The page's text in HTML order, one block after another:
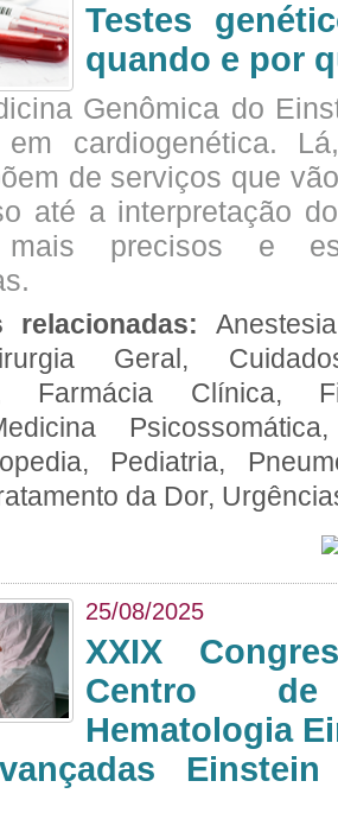
Testes
quando e por
Genômica do
em cardiogenética.
de serviços que
até a interpretação
mais precisos e
relacionadas:
Geral,
Farmácia Clínica,
Pediatria,
da Dor,
25/08/2025
XXIX
Centro
Hematologia